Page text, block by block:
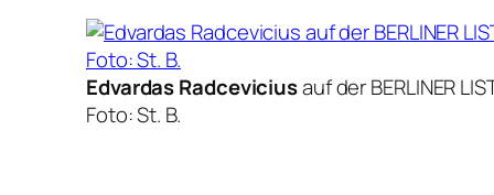
Edvardas Radceviciusauf der BERLINER
Foto: St. B.